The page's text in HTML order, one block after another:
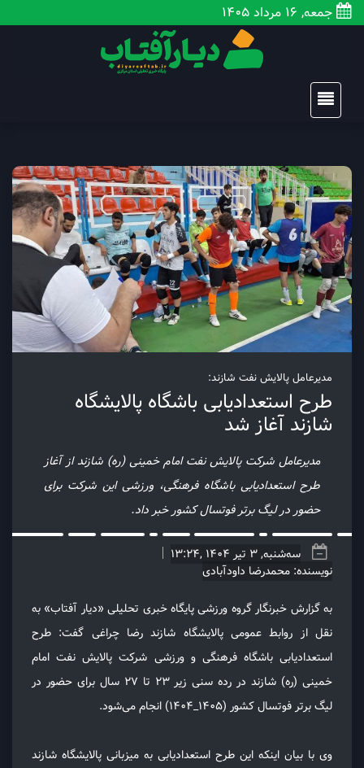
جمعه, 16 مرداد 1405
مدیرعامل پالایش نفت شازند:
طرح استعدادیابی باشگاه پالایشگاه
شازند آغاز شد
مدیرعامل شرکت پالایش نفت امام خمینی (ره) شازند از آغاز
طرح استعدادیابی باشگاه فرهنگی، ورزشی این شرکت برای
حضور در لیگ برتر فوتسال کشور خبر داد.
سه‌شنبه, 3 تیر 1404 ,13:24
نویسنده: محمدرضا داودآبادی
به گزارش خبرنگار گروه ورزشی پایگاه خبری تحلیلی «دیار آفتاب» به
نقل از روابط عمومی پالایشگاه شازند رضا چراغی گفت: طرح
استعدادیابی باشگاه فرهنگی و ورزشی شرکت پالایش نفت امام
خمینی (ره) شازند در رده سنی زیر ۲۳ تا ۲۷ سال برای حضور در
لیگ برتر فوتسال کشور (۱۴۰۵_۱۴۰۴) انجام می‌شود.
وی با بیان اینکه این طرح استعدادیابی به میزبانی پالایشگاه شازند